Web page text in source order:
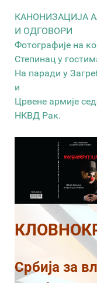
КАНОНИЗАЦИЈА
И ОДГОВОРИ
Фотографије на
Степинац у
На паради у
и
Црвене армије
НКВД Рак.
Србија за